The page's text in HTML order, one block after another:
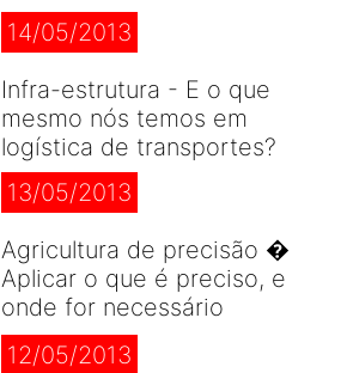
14/05/2013
Infra-estrutura - E o que
mesmo nós temos em
logística de transportes?
13/05/2013
Agricultura de precisão �
Aplicar o que é preciso, e
onde for necessário
12/05/2013